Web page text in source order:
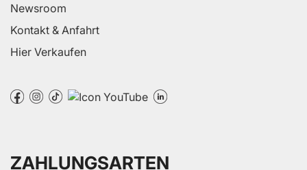
Newsroom
Kontakt & Anfahrt
Hier Verkaufen
ZAHLUNGSARTEN